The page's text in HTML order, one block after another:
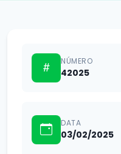
NÚMERO
42025
DATA
03/02/2025